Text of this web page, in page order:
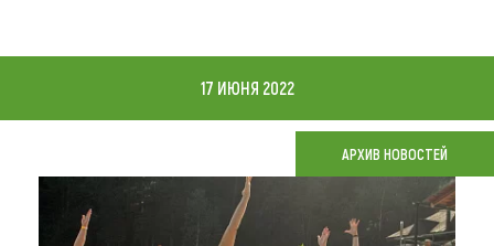
Карта
Что привезти (сувениры)
17 ИЮНЯ 2022
АРХИВ НОВОСТЕЙ